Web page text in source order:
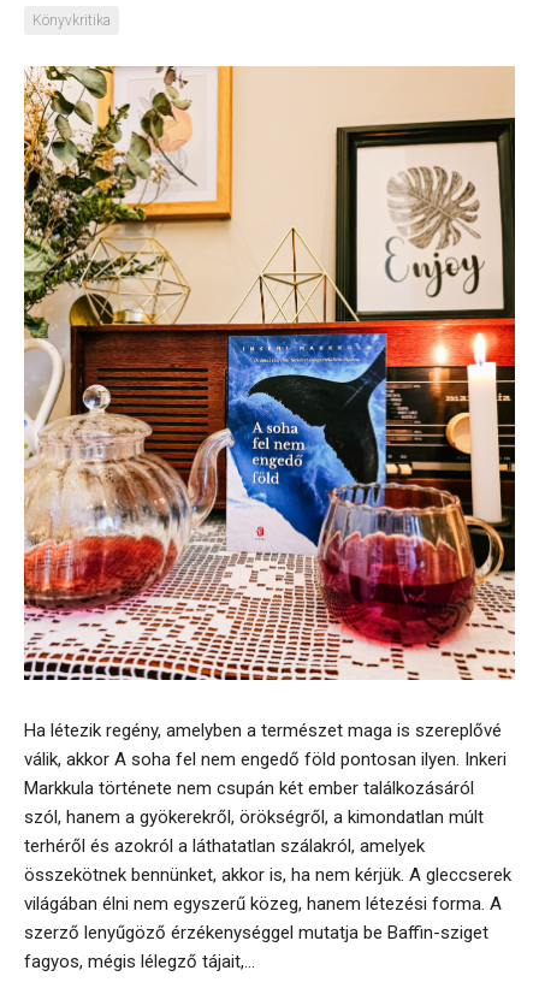
Könyvkritika
Ha létezik regény, amelyben a természet maga is szereplővé
válik, akkor A soha fel nem engedő föld pontosan ilyen. Inkeri
Markkula története nem csupán két ember találkozásáról
szól, hanem a gyökerekről, örökségről, a kimondatlan múlt
terhéről és azokról a láthatatlan szálakról, amelyek
összekötnek bennünket, akkor is, ha nem kérjük. A gleccserek
világában élni nem egyszerű közeg, hanem létezési forma. A
szerző lenyűgöző érzékenységgel mutatja be Baffin-sziget
fagyos, mégis lélegző tájait,...